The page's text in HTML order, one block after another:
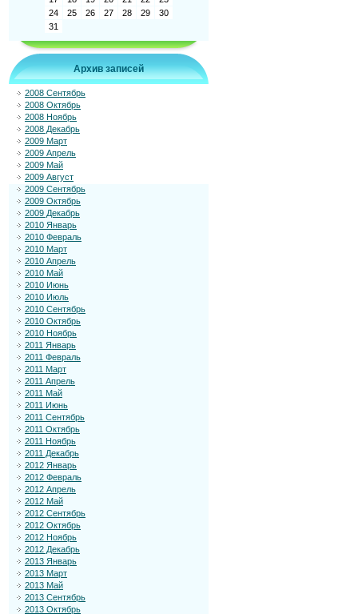
24
25 26 27 28 29
30
31
Архив записей
2008 Сентябрь
2008 Октябрь
2008 Ноябрь
2008 Декабрь
2009 Март
2009 Апрель
2009 Май
2009 Август
2009 Сентябрь
2009 Октябрь
2009 Декабрь
2010 Январь
2010 Февраль
2010 Март
2010 Апрель
2010 Май
2010 Июнь
2010 Июль
2010 Сентябрь
2010 Октябрь
2010 Ноябрь
2011 Январь
2011 Февраль
2011 Март
2011 Апрель
2011 Май
2011 Июнь
2011 Сентябрь
2011 Октябрь
2011 Ноябрь
2011 Декабрь
2012 Январь
2012 Февраль
2012 Апрель
2012 Май
2012 Сентябрь
2012 Октябрь
2012 Ноябрь
2012 Декабрь
2013 Январь
2013 Март
2013 Май
2013 Сентябрь
2013 Октябрь